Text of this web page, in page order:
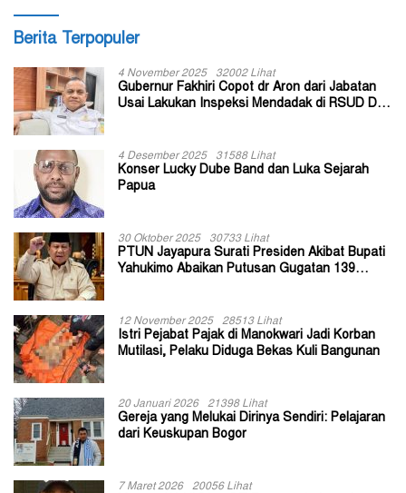
Berita Terpopuler
4 November 2025 32002 Lihat
Gubernur Fakhiri Copot dr Aron dari Jabatan
Usai Lakukan Inspeksi Mendadak di RSUD Dok
4 Desember 2025 31588 Lihat
Konser Lucky Dube Band dan Luka Sejarah
Papua
30 Oktober 2025 30733 Lihat
PTUN Jayapura Surati Presiden Akibat Bupati
Yahukimo Abaikan Putusan Gugatan 139
12 November 2025 28513 Lihat
Istri Pejabat Pajak di Manokwari Jadi Korban
Mutilasi, Pelaku Diduga Bekas Kuli Bangunan
20 Januari 2026 21398 Lihat
Gereja yang Melukai Dirinya Sendiri: Pelajaran
dari Keuskupan Bogor
7 Maret 2026 20056 Lihat